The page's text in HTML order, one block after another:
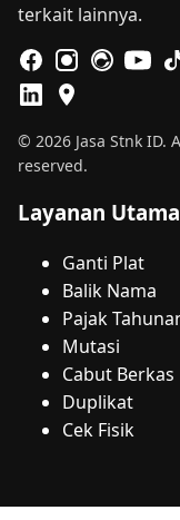
terkait lainnya.
© 2026 Jasa Stnk ID.
reserved.
Layanan Utama
Ganti Plat
Balik Nama
Pajak
Mutasi
Cabut Berkas
Duplikat
Cek Fisik